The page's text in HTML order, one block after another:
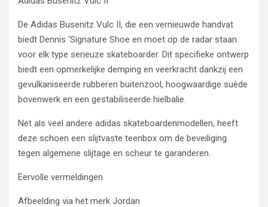
De Adidas Busenitz Vulc II, die een vernieuwde handvat
biedt Dennis ‘Signature Shoe en moet op de radar staan ​​
voor elk type serieuze skateboarder. Dit specifieke ontwerp
biedt een opmerkelijke demping en veerkracht dankzij een
gevulkaniseerde rubberen buitenzool, hoogwaardige suède
bovenwerk en een gestabiliseerde hielbalie.
Net als veel andere adidas skateboardenmodellen, heeft
deze schoen een slijtvaste teenbox om de beveiliging
tegen algemene slijtage en scheur te garanderen.
Eervolle vermeldingen
Afbeelding via het merk Jordan